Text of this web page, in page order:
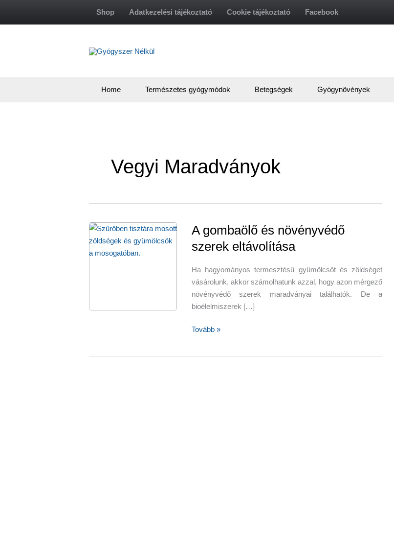
Shop Adatkezelési tájékoztató Cookie tájékoztató Facebook
Home Természetes gyógymódok Betegségek Gyógynövények
Vegyi Maradványok
A gombaölő és növényvédő
szerek eltávolítása
Ha hagyományos termesztésű gyümölcsöt és zöldséget
vásárolunk, akkor számolhatunk azzal, hogy azon mérgező
növényvédő szerek maradványai találhatók. De a
bioélelmiszerek […]
A
Tovább »